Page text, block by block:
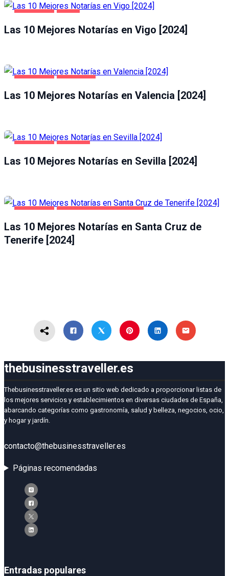
NEGOCIOS VIGO
Las 10 Mejores Notarías en Vigo [2024]
NEGOCIOS VALENCIA
Las 10 Mejores Notarías en Valencia [2024]
NEGOCIOS SEVILLA
Las 10 Mejores Notarías en Sevilla [2024]
NEGOCIOS SANTA CRUZ DE TENERIFE
Las 10 Mejores Notarías en Santa Cruz de
Tenerife [2024]
thebusinesstraveller.es
Thebusinesstraveller.es es un sitio web dedicado a proporcionar listas de
los mejores servicios y establecimientos en diversas ciudades de España,
abarcando categorías como gastronomía, salud y belleza, negocios, ocio,
y hogar y jardín.
contacto@thebusinesstraveller.es
Páginas recomendadas
Entradas populares